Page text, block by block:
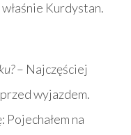
Kurdystan.
– Najczęściej
wyjazdem.
Pojechałem na